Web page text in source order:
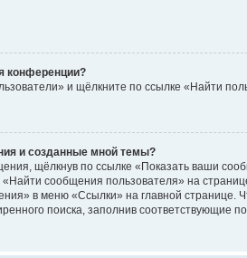
конференции?
и щёлкните по ссылке «Найти
и созданные мной темы?
щёлкнув по ссылке «Показать ваши
«Найти сообщения пользователя» на
в меню «Ссылки» на главной странице.
поиска, заполнив соответствующие